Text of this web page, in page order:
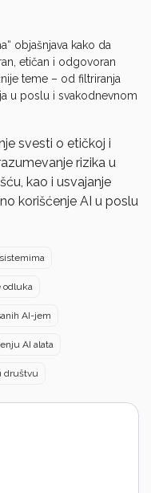
objašnjava kako da
etičan i odgovoran
teme – od filtriranja
u poslu i svakodnevnom
svesti o etičkoj i
rizika u
kao i usvajanje
korišćenje AI u poslu
odluka
AI-jem
AI alata
društvu